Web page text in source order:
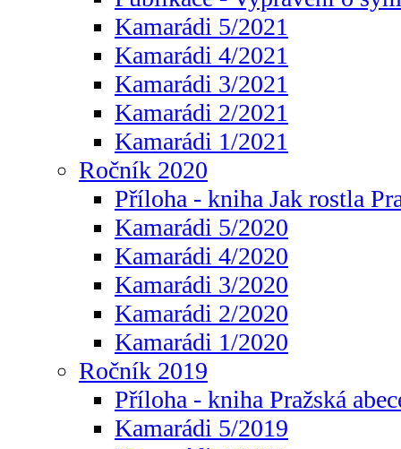
Kamarádi 5/2021
Kamarádi 4/2021
Kamarádi 3/2021
Kamarádi 2/2021
Kamarádi 1/2021
Ročník 2020
Příloha - kniha Jak rostla
Kamarádi 5/2020
Kamarádi 4/2020
Kamarádi 3/2020
Kamarádi 2/2020
Kamarádi 1/2020
Ročník 2019
Příloha - kniha Pražská
Kamarádi 5/2019